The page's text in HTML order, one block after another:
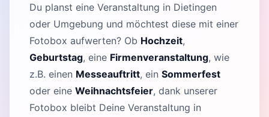
Du planst eine Veranstaltung in Dietingen
oder Umgebung und möchtest diese mit einer
Fotobox aufwerten? Ob Hochzeit,
Geburtstag, eine Firmenveranstaltung, wie
z.B. einen Messeauftritt, ein Sommerfest
oder eine Weihnachtsfeier, dank unserer
Fotobox bleibt Deine Veranstaltung in